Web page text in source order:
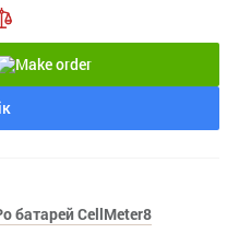
батарей CellMeter8